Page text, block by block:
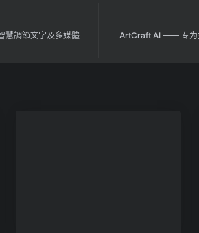
慧調節文字及多媒體
ArtCraft AI —— 专为